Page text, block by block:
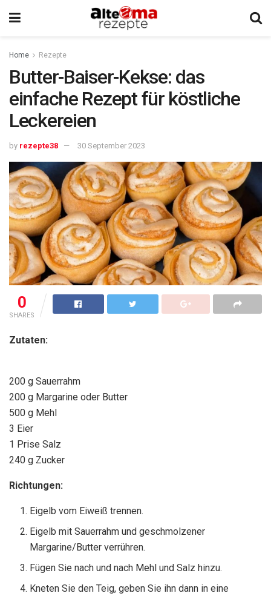
Home Rezepte
Butter-Baiser-Kekse: das
einfache Rezept für köstliche
Leckereien
by rezepte38 30 September 2023
0
SHARES
Zutaten:
200 g Sauerrahm
200 g Margarine oder Butter
500 g Mehl
3 Eier
1 Prise Salz
240 g Zucker
Richtungen:
Eigelb vom Eiweiß trennen.
Eigelb mit Sauerrahm und geschmolzener
Margarine/Butter verrühren.
Fügen Sie nach und nach Mehl und Salz hinzu.
Kneten Sie den Teig, geben Sie ihn dann in eine